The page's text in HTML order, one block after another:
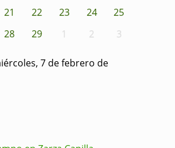
21 22 23 24
25
28 29 1 2 3
7 de febrero de